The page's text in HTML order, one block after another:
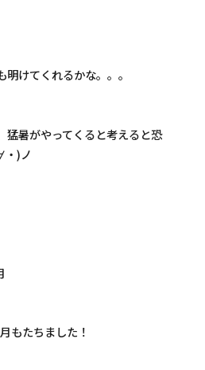
けてくれるかな。。。
猛暑がやってくると考えると恐
・)ノ
もたちました！